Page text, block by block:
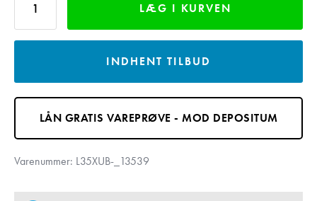
LÆG I KURVEN
INDHENT TILBUD
LÅN GRATIS VAREPRØVE - MOD DEPOSITUM
Varenummer: L35XUB-_13539